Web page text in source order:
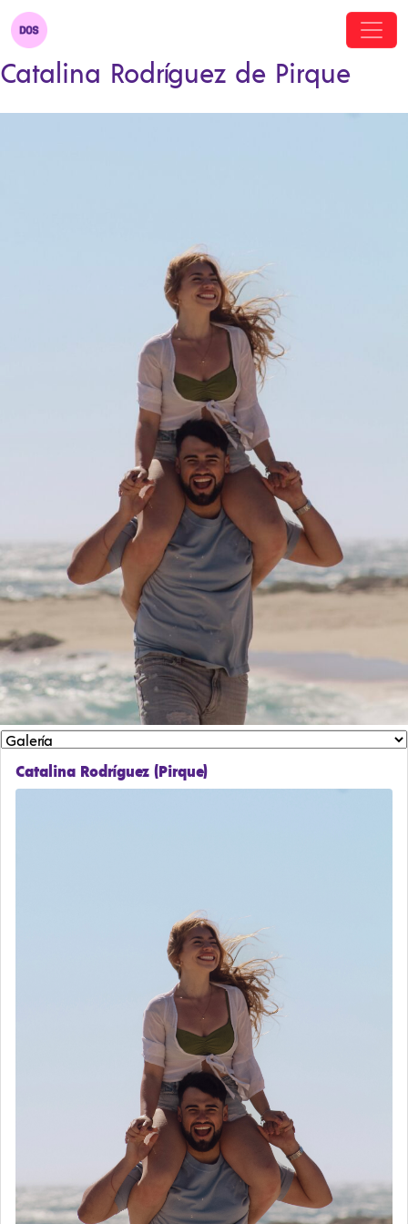
Catalina Rodríguez de Pirque
Catalina Rodríguez (Pirque)